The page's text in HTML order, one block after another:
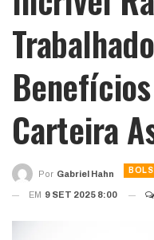
Carteira
Por Gabriel Hahn
EM 9 SET 2025 8:00